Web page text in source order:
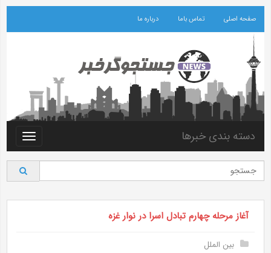
صفحه اصلی تماس باما درباره ما
Toggle
دسته بندی خبرها
آغاز مرحله چهارم تبادل اسرا در نوار غزه
بین الملل